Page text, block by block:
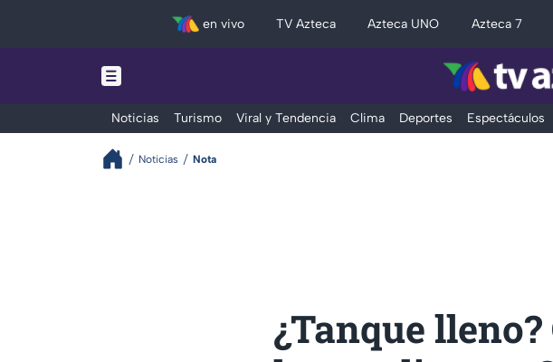
en vivo TV Azteca Azteca UNO Azteca 7
Noticias Turismo Viral y Tendencia Clima Deportes Espectáculos
Noticias Nota
¿Tanque